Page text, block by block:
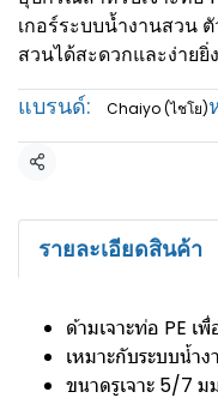
เกอร์ระบบน้ำงานสวน
สวนได้สะดวกและง่ายยิ่
แบรนด์: Chaiyo (ไชโย)
แชร์
รายละเอียดสินค้า
ด้ามเจาะท่อ PE เ
เหมาะกับระบบน้ำ
ขนาดรูเจาะ 5/7 ม